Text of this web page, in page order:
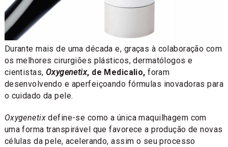
Durante mais de uma década e, graças à colaboração com
os melhores cirurgiões plásticos, dermatólogos e
cientistas, Oxygenetix, de Medicalio, foram
desenvolvendo e aperfeiçoando fórmulas inovadoras para
o cuidado da pele.
Oxygenetix define-se como a única maquilhagem com
uma forma transpirável que favorece a produção de novas
células da pele, acelerando, assim o seu processo